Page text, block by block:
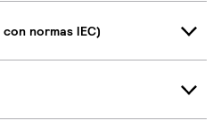
normas IEC)